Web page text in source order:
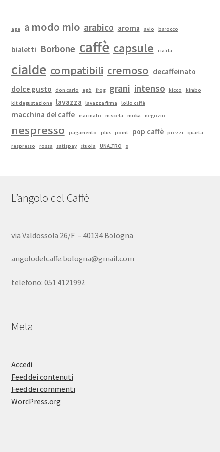
age a modo mio arabico aroma avio barocco
bialetti Borbone caffè capsule cialda
cialde compatibili cremoso decaffeinato
dolce gusto
don carlo egò frog grani intenso kicco kimbo
kit degustazione lavazza lavazza firma lollo caffè
macchina del caffe macinato miscela moka negozio
nespresso pagamento plus point pop caffè prezzi quarta
respresso rossa satispay stuoia UNALTRO x
L’angolo del Caffè
via Valdossola 26/F – 40134 Bologna
angolodelcaffe.bologna@gmail.com
telefono: 051 4121992
Meta
Accedi
Feed dei contenuti
Feed dei commenti
WordPress.org